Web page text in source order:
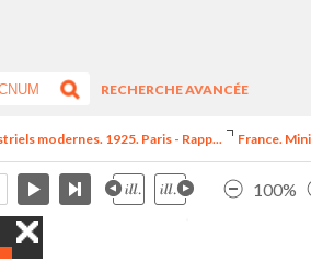
RECHERCHE AVANCÉE
modernes. 1925. Paris - Rapp... France.
100%